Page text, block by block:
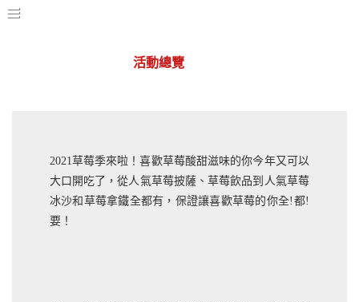
活動總覽
2021草莓季來啦！喜歡草莓酸甜滋味的你今年又可以
大口開吃了，從人氣草莓披薩、草莓飲品到人氣草莓
冰沙和草莓拿鐵全都有，保證讓喜歡草莓的你全!都!
要！